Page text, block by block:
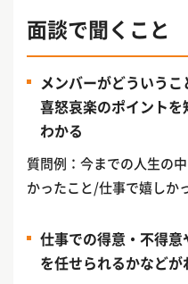
面談で聞くこと
メンバーがどういう
喜怒哀楽のポイント
わかる
質問例：今までの人生の
かったこと/仕事で嬉しか
仕事での得意・不得
を任せられるかなどが